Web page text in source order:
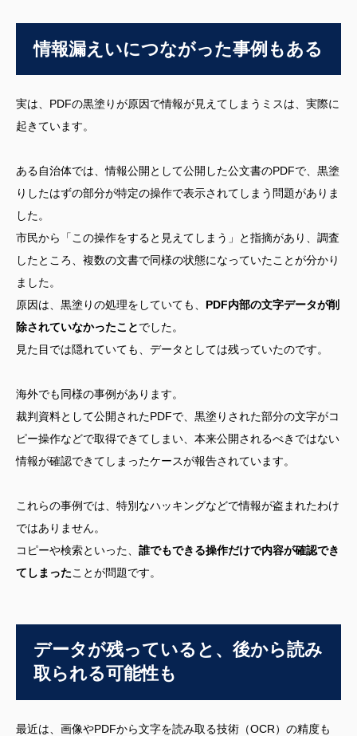
情報漏えいにつながった事例もある
実は、PDFの黒塗りが原因で情報が見えてしまうミスは、実際に
起きています。
ある自治体では、情報公開として公開した公文書のPDFで、黒塗
りしたはずの部分が特定の操作で表示されてしまう問題がありま
した。
市民から「この操作をすると見えてしまう」と指摘があり、調査
したところ、複数の文書で同様の状態になっていたことが分かり
ました。
原因は、黒塗りの処理をしていても、 PDF内部の文字データが削
除されていなかったことでした。
見た目では隠れていても、データとしては残っていたのです。
海外でも同様の事例があります。
裁判資料として公開されたPDFで、黒塗りされた部分の文字がコ
ピー操作などで取得できてしまい、本来公開されるべきではない
情報が確認できてしまったケースが報告されています。
これらの事例では、特別なハッキングなどで情報が盗まれたわけ
ではありません。
コピーや検索といった、 誰でもできる操作だけで内容が確認でき
てしまったことが問題です。
データが残っていると、後から読み
取られる可能性も
最近は、画像やPDFから文字を読み取る技術（OCR）の精度も